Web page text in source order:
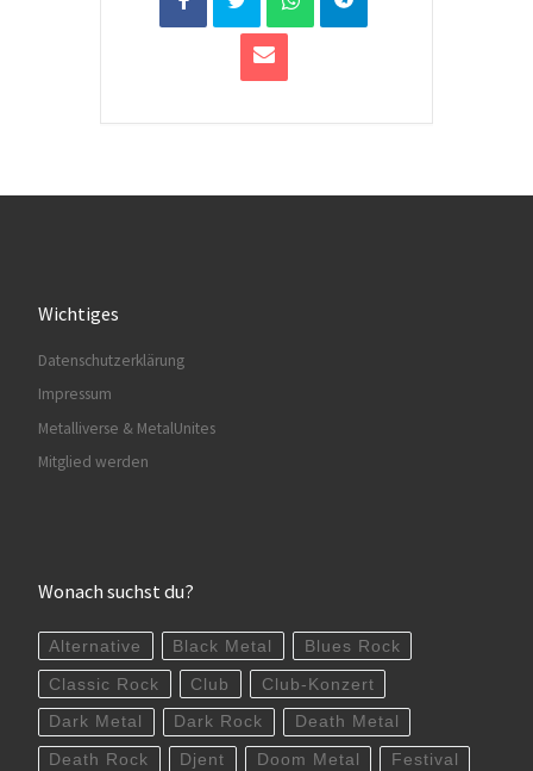
Wichtiges
Datenschutzerklärung
Impressum
Metalliverse & MetalUnites
Mitglied werden
Wonach suchst du?
Alternative Black Metal Blues Rock
Classic Rock Club Club-Konzert
Dark Metal Dark Rock Death Metal
Death Rock Djent Doom Metal Festival